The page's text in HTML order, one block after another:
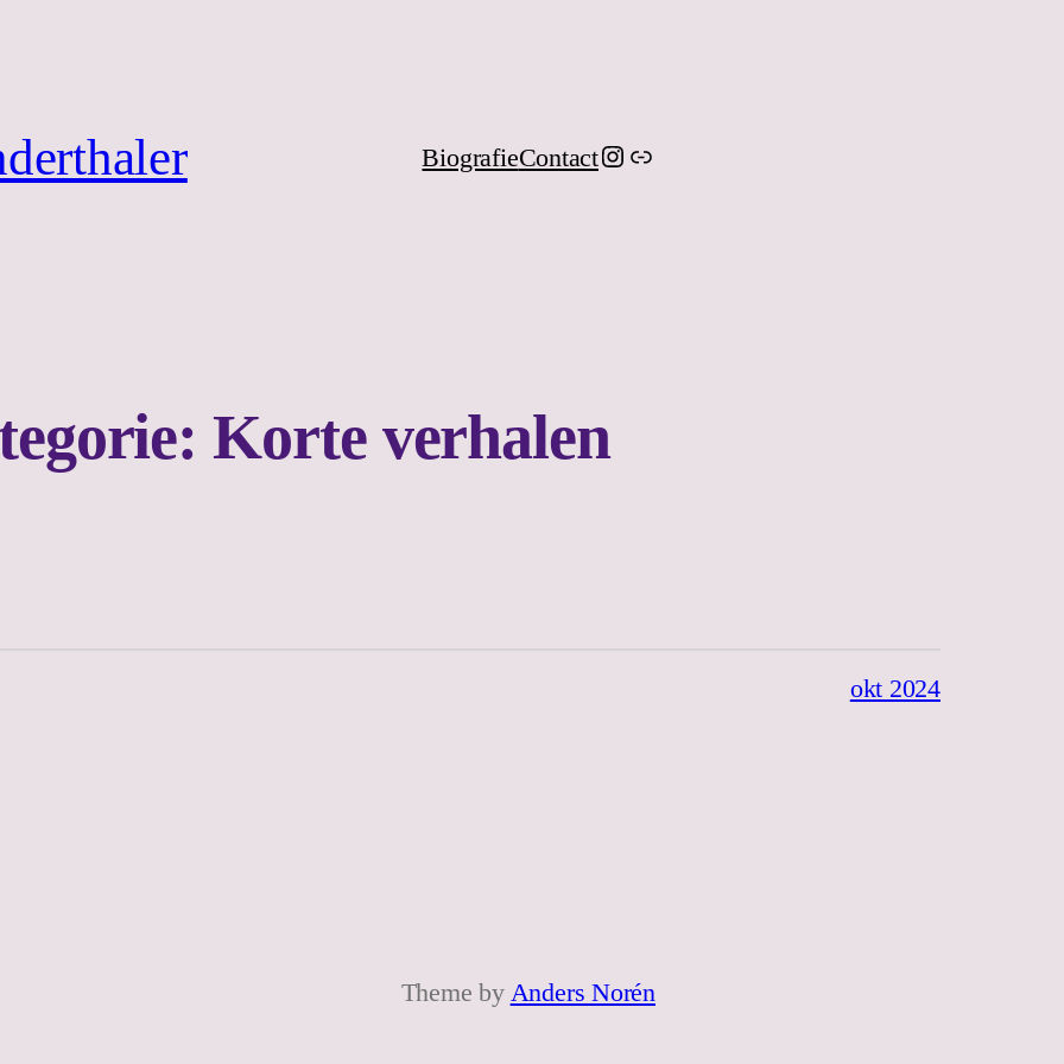
BiografieContactInstagram
Link
Korte verhalen
okt 2024
Theme by Anders Norén